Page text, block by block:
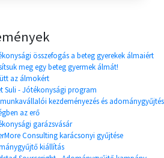
összefogás a beteg gyerekek álmaiért
meg egy beteg gyermek álmát!
az álmokért
Suli - Jótékonysági program
kezdeményezés és adománygyűjtés
az erő
garázsvásár
Consulting karácsonyi gyűjtése
kiállítás